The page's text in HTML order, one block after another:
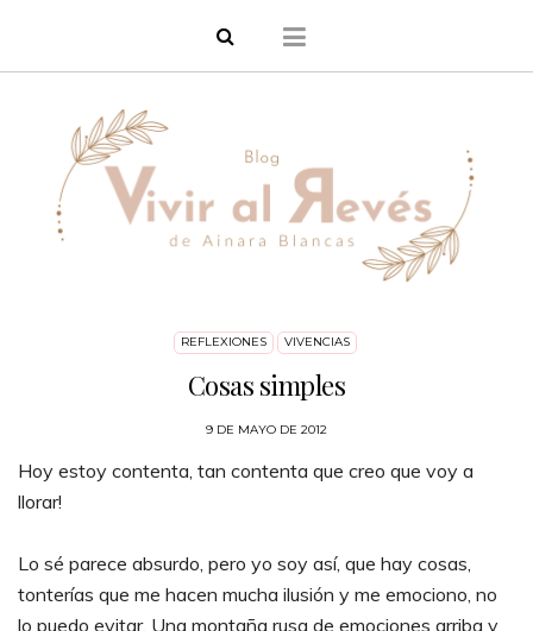
REFLEXIONES VIVENCIAS
Cosas simples
9 DE MAYO DE 2012
Hoy estoy contenta, tan contenta que creo que voy a
llorar!
Lo sé parece absurdo, pero yo soy así, que hay cosas,
tonterías que me hacen mucha ilusión y me emociono, no
lo puedo evitar. Una montaña rusa de emociones arriba y